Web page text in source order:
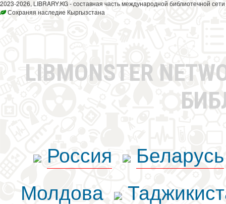
2023-2026, LIBRARY.KG - составная часть международной библиотечной
Сохраняя наследие Кыргызстана
LIBMONSTER
Россия
Беларусь
Молдова